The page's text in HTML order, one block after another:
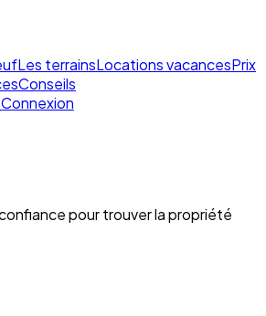
Les terrainsLocations vacancesPrix
Conseils
Connexion
pour trouver la propriété